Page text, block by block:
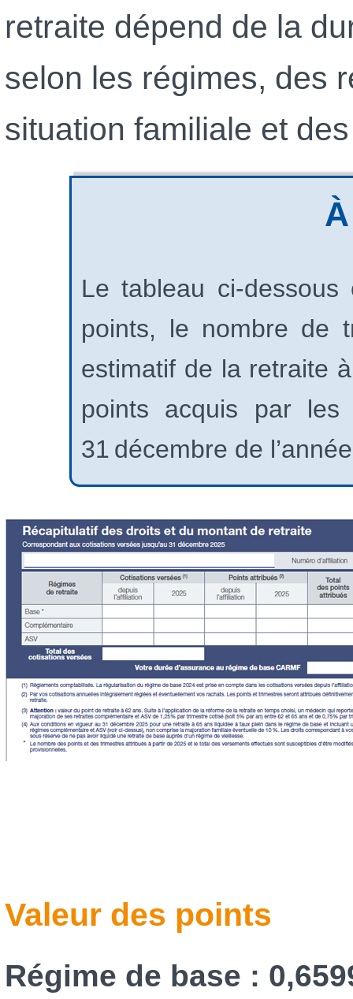
retraite dépend de la
selon les régimes, des
situation familiale et
Le tableau
points, le nombre de
estimatif de la retraite
points acquis par les
31 décembre de
Valeur des points
Régime de base :